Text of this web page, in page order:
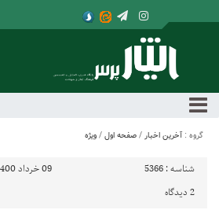
گروه : آخرین اخبار / صفحه اول / ویژه
شناسه : 5366
09 خرداد 1400 - 18:44
2 دیدگاه